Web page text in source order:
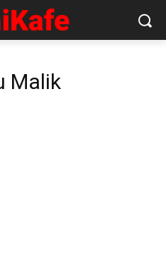
Malik